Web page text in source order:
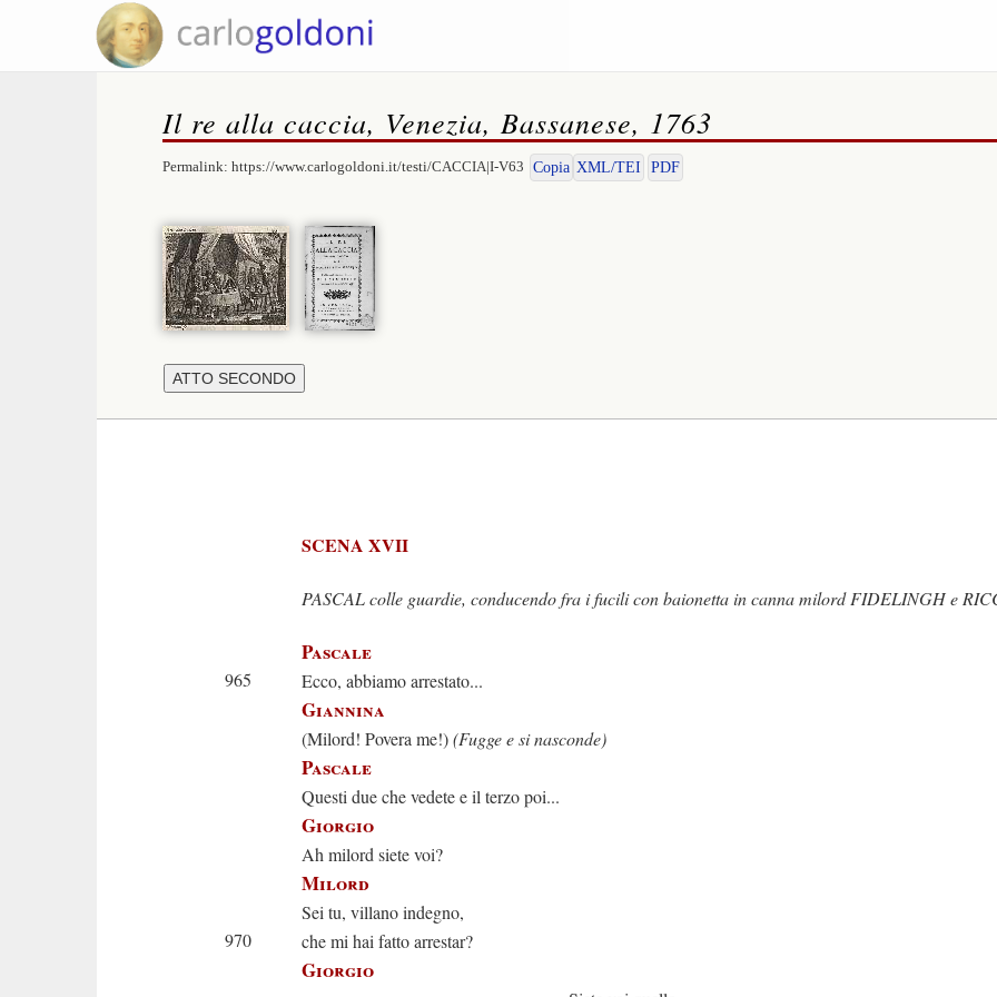
Il re alla caccia, Venezia, Bassanese, 1763
Permalink: https://www.carlogoldoni.it/testi/CACCIA|I-V63 Copia XML/TEI PDF
SCENA XVII
PASCAL colle guardie, conducendo fra i fucili con baionetta in canna milord FIDELINGH e
Pascale
965 Ecco, abbiamo arrestato...
Giannina
(Milord! Povera me!)(Fugge e si nasconde)
Pascale
Questi due che vedete e il terzo poi...
Giorgio
Ah milord siete voi?
Milord
Sei tu, villano indegno,
970
che mi hai fatto arrestar?
Giorgio